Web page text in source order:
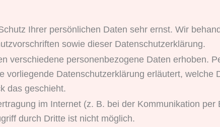
Ihrer persönlichen Daten sehr ernst. Wir
sowie dieser Datenschutzerklärung.
verschiedene personenbezogene Daten erhoben.
vorliegende Datenschutzerklärung erläutert,
das geschieht.
im Internet (z. B. bei der Kommunikation
durch Dritte ist nicht möglich.